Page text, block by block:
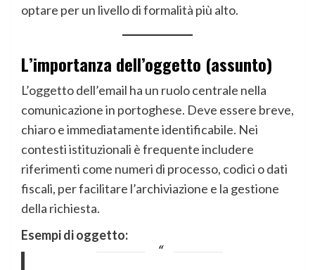
optare per un livello di formalità più alto.
L’importanza dell’oggetto (assunto)
L’oggetto dell’email ha un ruolo centrale nella
comunicazione in portoghese. Deve essere breve,
chiaro e immediatamente identificabile. Nei
contesti istituzionali è frequente includere
riferimenti come numeri di processo, codici o dati
fiscali, per facilitare l’archiviazione e la gestione
della richiesta.
Esempi di oggetto: